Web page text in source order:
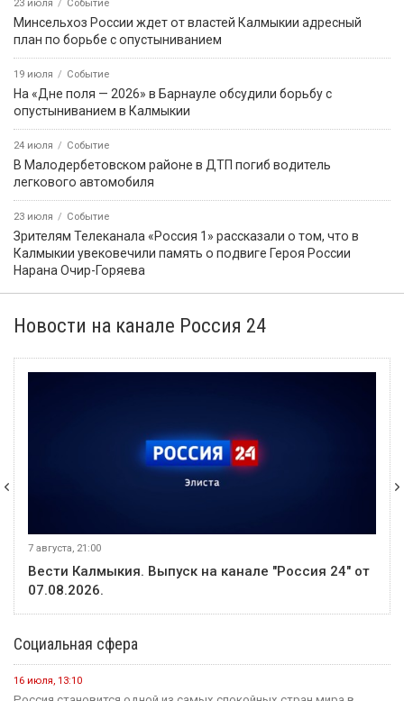
23 июля Событие
Минсельхоз России ждет от властей Калмыкии адресный
план по борьбе с опустыниванием
19 июля Событие
На «Дне поля — 2026» в Барнауле обсудили борьбу с
опустыниванием в Калмыкии
24 июля Событие
В Малодербетовском районе в ДТП погиб водитель
легкового автомобиля
23 июля Событие
Зрителям Телеканала «Россия 1» рассказали о том, что в
Калмыкии увековечили память о подвиге Героя России
Нарана Очир-Горяева
Новости на канале Россия 24
6 августа, 21:00
Вести Калмыкия. Выпуск на канале "Россия 24" от
06.08.2026.
Социальная сфера
16 июля, 13:10